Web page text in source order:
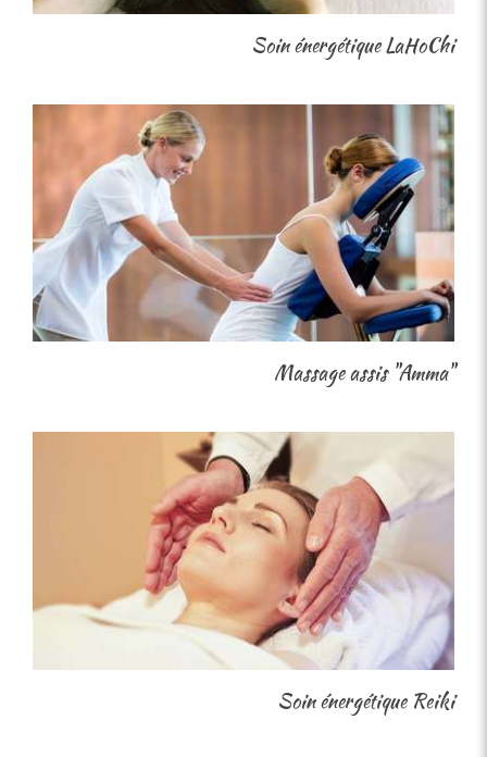
Soin énergétique LaHoChi
Massage assis "Amma"
Soin énergétique Reiki